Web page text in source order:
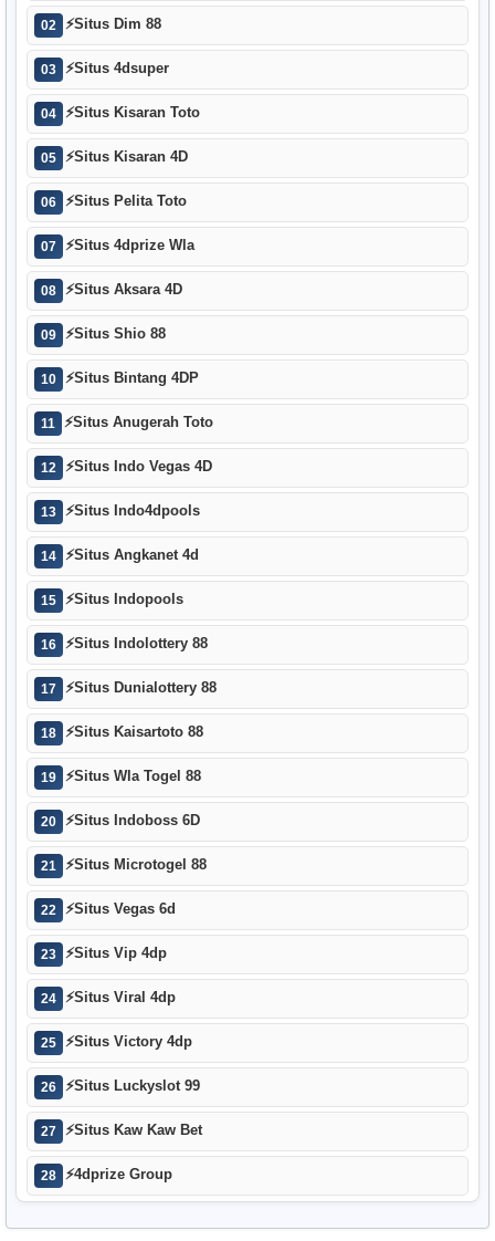
02 ⚡Situs Dim 88
03 ⚡Situs 4dsuper
04 ⚡Situs Kisaran Toto
05 ⚡Situs Kisaran 4D
06 ⚡Situs Pelita Toto
07 ⚡Situs 4dprize Wla
08 ⚡Situs Aksara 4D
09 ⚡Situs Shio 88
10 ⚡Situs Bintang 4DP
11 ⚡Situs Anugerah Toto
12 ⚡Situs Indo Vegas 4D
13 ⚡Situs Indo4dpools
14 ⚡Situs Angkanet 4d
15 ⚡Situs Indopools
16 ⚡Situs Indolottery 88
17 ⚡Situs Dunialottery 88
18 ⚡Situs Kaisartoto 88
19 ⚡Situs Wla Togel 88
20 ⚡Situs Indoboss 6D
21 ⚡Situs Microtogel 88
22 ⚡Situs Vegas 6d
23 ⚡Situs Vip 4dp
24 ⚡Situs Viral 4dp
25 ⚡Situs Victory 4dp
26 ⚡Situs Luckyslot 99
27 ⚡Situs Kaw Kaw Bet
28 ⚡4dprize Group